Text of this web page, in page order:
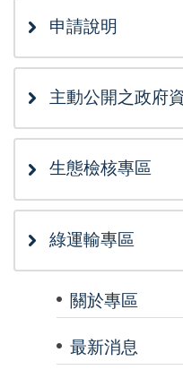
申請說明
主動公開之政府
生態檢核專區
綠運輸專區
關於專區
最新消息